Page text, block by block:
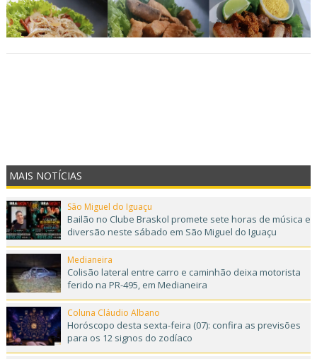
MAIS NOTÍCIAS
São Miguel do Iguaçu
Bailão no Clube Braskol promete sete horas de música e
diversão neste sábado em São Miguel do Iguaçu
Medianeira
Colisão lateral entre carro e caminhão deixa motorista
ferido na PR-495, em Medianeira
Coluna Cláudio Albano
Horóscopo desta sexta-feira (07): confira as previsões
para os 12 signos do zodíaco